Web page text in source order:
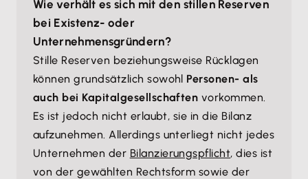
Wie verhält es sich mit den stillen Reserven
bei Existenz- oder
Unternehmensgründern?
Stille Reserven beziehungsweise Rücklagen
können grundsätzlich sowohl Personen- als
auch bei Kapitalgesellschaften vorkommen.
Es ist jedoch nicht erlaubt, sie in die Bilanz
aufzunehmen. Allerdings unterliegt nicht jedes
Unternehmen der Bilanzierungspflicht, dies ist
von der gewählten Rechtsform sowie der